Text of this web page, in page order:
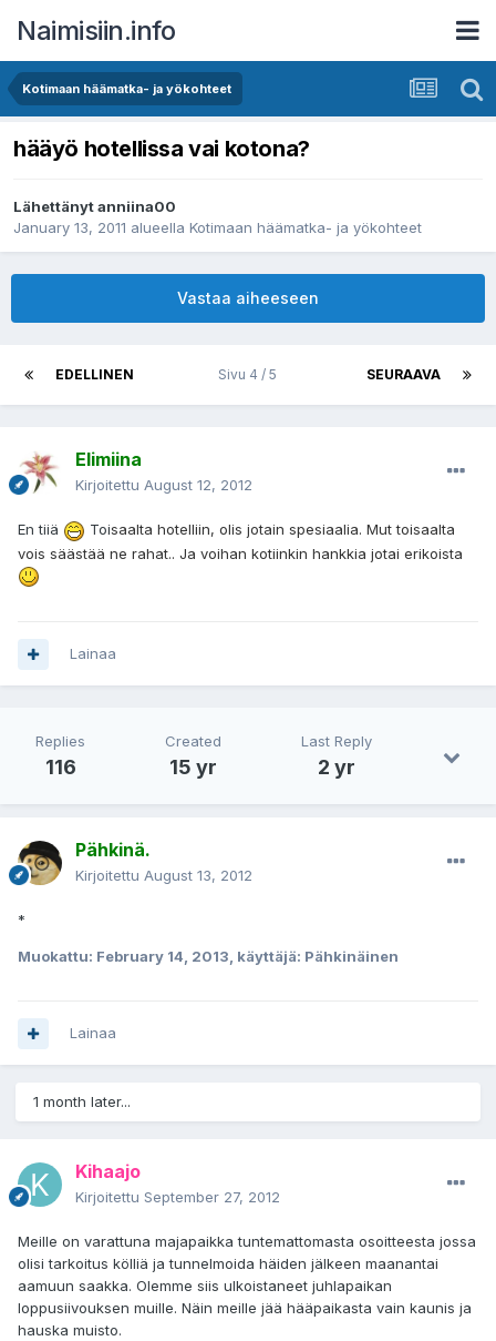
Naimisiin.info
Kotimaan häämatka- ja yökohteet
hääyö hotellissa vai kotona?
Lähettänytanniina00
January 13, 2011 alueella Kotimaan häämatka- ja yökohteet
Vastaa aiheeseen
EDELLINEN SEURAAVA
Sivu 4 / 5
Elimiina
Kirjoitettu August 12, 2012
En tiiä Toisaalta hotelliin, olis jotain spesiaalia. Mut toisaalta
vois säästää ne rahat.. Ja voihan kotiinkin hankkia jotai erikoista
Lainaa
Replies
116
Created
15 yr
Last Reply
2 yr
Pähkinä.
Kirjoitettu August 13, 2012
*
Muokattu: February 14, 2013, käyttäjä: Pähkinäinen
Lainaa
1 month later...
Kihaajo
Kirjoitettu September 27, 2012
Meille on varattuna majapaikka tuntemattomasta osoitteesta jossa
olisi tarkoitus kölliä ja tunnelmoida häiden jälkeen maanantai
aamuun saakka. Olemme siis ulkoistaneet juhlapaikan
loppusiivouksen muille. Näin meille jää hääpaikasta vain kaunis ja
hauska muisto.